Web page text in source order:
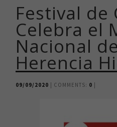
Festival de
Celebra el
Nacional
Herencia
09/09/2020 | COMMENTS: 0